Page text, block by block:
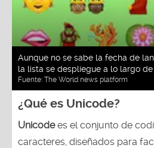
Aunque no se sabe la fecha de
la lista se despliegue a lo largo
Fuente: The World news platform
¿Qué es Unicode?
Unicodees el conjunto de
caracteres, diseñados para